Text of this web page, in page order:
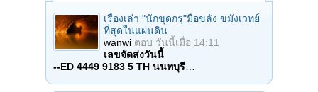
เรื่องเล่า "นักขุดกรุ"มือขลัง ขมังเวทย์
ที่สุดในแผ่นดิน
wanwi ตอบ วันนี้เมื่อ 14:11
เลขจัดส่งวันนี้
--ED 4449 9183 5 TH นนทบุรี